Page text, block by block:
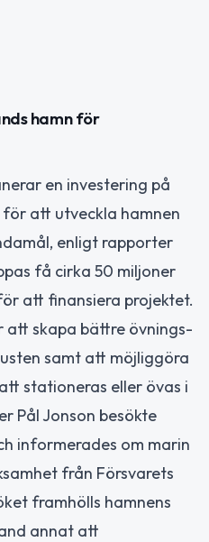
hamn för
en investering på
att utveckla hamnen
enligt rapporter
få cirka 50 miljoner
att finansiera projektet.
att skapa bättre övnings-
samt att möjliggöra
stationeras eller övas i
Pål Jonson besökte
informerades om marin
från Försvarets
framhölls hamnens
annat att